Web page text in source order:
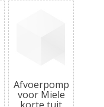
Afvoerpomp
voor Miele